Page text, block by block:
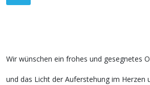
Wir wünschen ein frohes und gesegnetes
und das Licht der Auferstehung im Herzen